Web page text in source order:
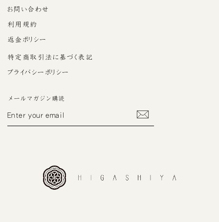
お問い合わせ
利用規約
返金ポリシー
特定商取引法に基づく表記
プライバシーポリシー
メールマガジン購読
YOUR